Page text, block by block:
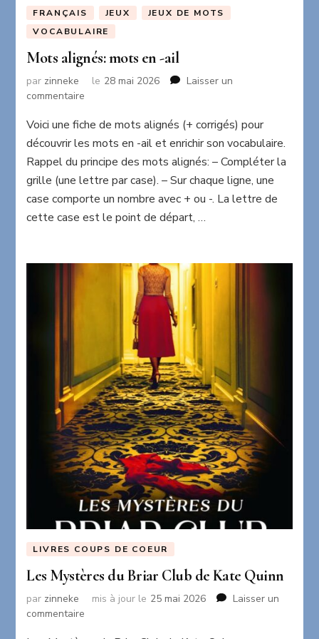
FRANÇAIS JEUX
JEUX DE MOTS
VOCABULAIRE
Mots alignés: mots en -ail
par zinneke le 28 mai 2026
Laisser un
commentaire
alignés:
mots
en
-
ail
Voici une fiche de mots alignés (+ corrigés) pour
découvrir les mots en -ail et enrichir son vocabulaire.
Rappel du principe des mots alignés: – Compléter la
grille (une lettre par case). – Sur chaque ligne, une
case comporte un nombre avec + ou -. La lettre de
cette case est le point de départ, …
LIVRES COUPS DE COEUR
Les Mystères du Briar Club de Kate Quinn
par zinneke mis à jour le 25 mai 2026
Laisser un
commentaire